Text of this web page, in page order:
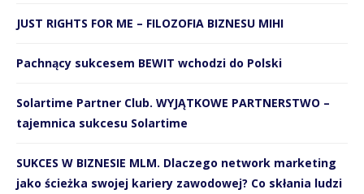
JUST RIGHTS FOR ME – FILOZOFIA BIZNESU MIHI
Pachnący sukcesem BEWIT wchodzi do Polski
Solartime Partner Club. WYJĄTKOWE PARTNERSTWO –
tajemnica sukcesu Solartime
SUKCES W BIZNESIE MLM. Dlaczego network marketing
jako ścieżka swojej kariery zawodowej? Co skłania ludzi